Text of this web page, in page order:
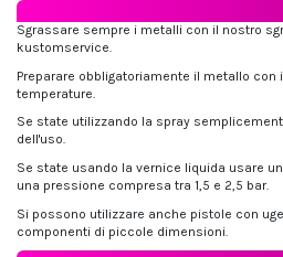
Sgrassare sempre i metalli con il nostro
kustomservice.
Preparare obbligatoriamente il metallo con
temperature.
Se state utilizzando la spray
dell'uso.
Se state usando la vernice liquida usare
una pressione compresa tra 1,5 e 2,5 bar.
Si possono utilizzare anche pistole con
componenti di piccole dimensioni.